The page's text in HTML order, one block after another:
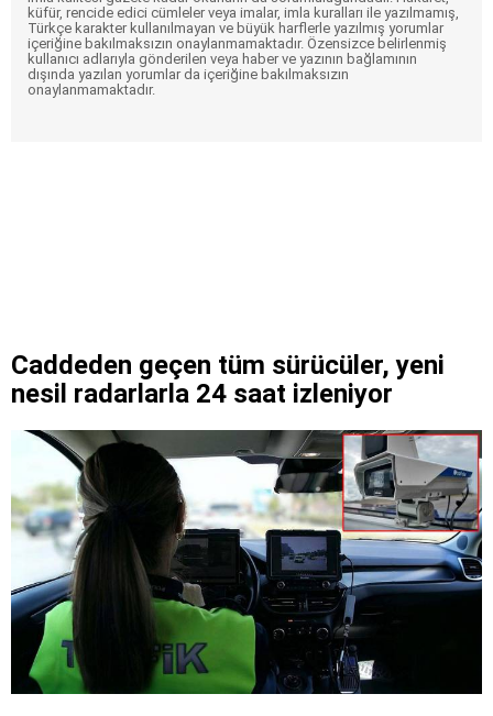
küfür, rencide edici cümleler veya imalar, imla kuralları ile yazılmamış,
Türkçe karakter kullanılmayan ve büyük harflerle yazılmış yorumlar
içeriğine bakılmaksızın onaylanmamaktadır. Özensizce belirlenmiş
kullanıcı adlarıyla gönderilen veya haber ve yazının bağlamının
dışında yazılan yorumlar da içeriğine bakılmaksızın
onaylanmamaktadır.
Caddeden geçen tüm sürücüler, yeni
nesil radarlarla 24 saat izleniyor